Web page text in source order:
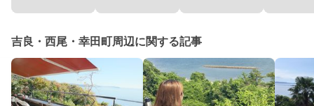
吉良・西尾・幸田町周辺に関する記事